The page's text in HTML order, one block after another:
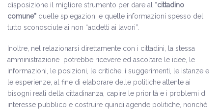
disposizione il migliore strumento per dare al “cittadino
comune” quelle spiegazioni e quelle informazioni spesso del
tutto sconosciute ai non “addetti ai lavori”.
Inoltre, nel relazionarsi direttamente con i cittadini, la stessa
amministrazione potrebbe ricevere ed ascoltare le idee, le
informazioni, le posizioni, le critiche, i suggerimenti, le istanze e
le esperienze, al fine di elaborare delle politiche attente ai
bisogni reali della cittadinanza, capire le priorità e i problemi di
interesse pubblico e costruire quindi agende politiche, nonché